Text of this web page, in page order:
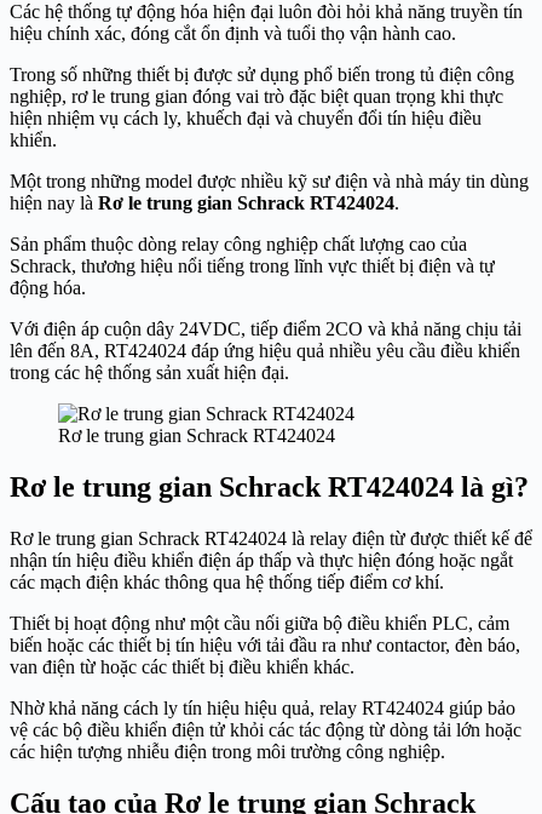
Các hệ thống tự động hóa hiện đại luôn đòi hỏi khả năng truyền tín
hiệu chính xác, đóng cắt ổn định và tuổi thọ vận hành cao.
Trong số những thiết bị được sử dụng phổ biến trong tủ điện công
nghiệp, rơ le trung gian đóng vai trò đặc biệt quan trọng khi thực
hiện nhiệm vụ cách ly, khuếch đại và chuyển đổi tín hiệu điều
khiển.
Một trong những model được nhiều kỹ sư điện và nhà máy tin dùng
hiện nay là Rơ le trung gian Schrack RT424024.
Sản phẩm thuộc dòng relay công nghiệp chất lượng cao của
Schrack, thương hiệu nổi tiếng trong lĩnh vực thiết bị điện và tự
động hóa.
Với điện áp cuộn dây 24VDC, tiếp điểm 2CO và khả năng chịu tải
lên đến 8A, RT424024 đáp ứng hiệu quả nhiều yêu cầu điều khiển
trong các hệ thống sản xuất hiện đại.
Rơ le trung gian Schrack RT424024
Rơ le trung gian Schrack RT424024 là gì?
Rơ le trung gian Schrack RT424024 là relay điện từ được thiết kế để
nhận tín hiệu điều khiển điện áp thấp và thực hiện đóng hoặc ngắt
các mạch điện khác thông qua hệ thống tiếp điểm cơ khí.
Thiết bị hoạt động như một cầu nối giữa bộ điều khiển PLC, cảm
biến hoặc các thiết bị tín hiệu với tải đầu ra như contactor, đèn báo,
van điện từ hoặc các thiết bị điều khiển khác.
Nhờ khả năng cách ly tín hiệu hiệu quả, relay RT424024 giúp bảo
vệ các bộ điều khiển điện tử khỏi các tác động từ dòng tải lớn hoặc
các hiện tượng nhiễu điện trong môi trường công nghiệp.
Cấu tạo của Rơ le trung gian Schrack